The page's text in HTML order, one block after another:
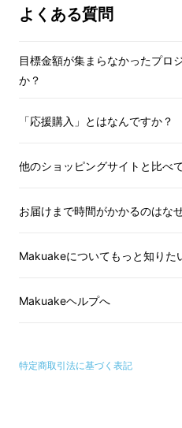
・アイデアなど、他人
よくある質問
目標金額が集まらなかったプロ
か？
「応援購入」とはなんですか？
他のショッピングサイトと比べ
お届けまで時間がかかるのはな
Makuakeについてもっと知りた
Makuakeヘルプへ
特定商取引法に基づく表記